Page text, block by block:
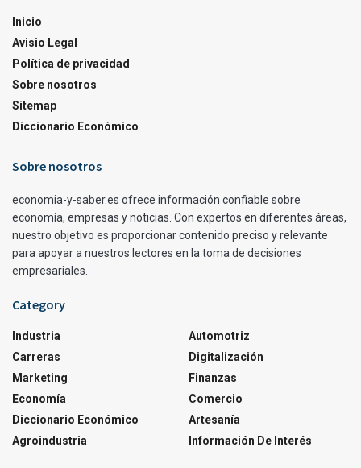
Inicio
Avisio Legal
Política de privacidad
Sobre nosotros
Sitemap
Diccionario Económico
Sobre nosotros
economia-y-saber.es ofrece información confiable sobre
economía, empresas y noticias. Con expertos en diferentes áreas,
nuestro objetivo es proporcionar contenido preciso y relevante
para apoyar a nuestros lectores en la toma de decisiones
empresariales.
Category
Industria
Carreras
Marketing
Economía
Diccionario Económico
Agroindustria
Automotriz
Digitalización
Finanzas
Comercio
Artesanía
Información De Interés